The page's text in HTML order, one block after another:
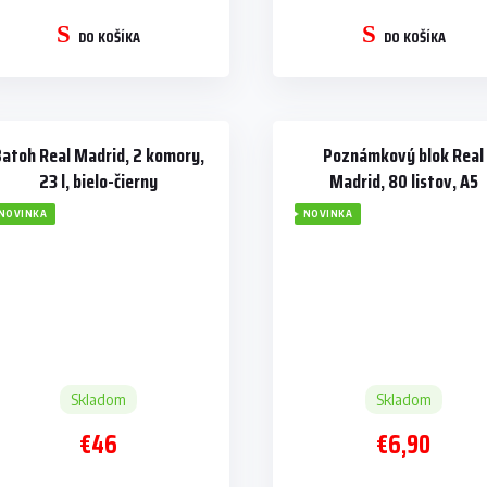
DO KOŠÍKA DO KOŠÍKA
Real Madrid, 2 komory,
23 l, bielo-čierny
Skladom
€46
Poznámkový blok Real
Madrid, 80 listov, A5
NOVINKA
Skladom
€6,90